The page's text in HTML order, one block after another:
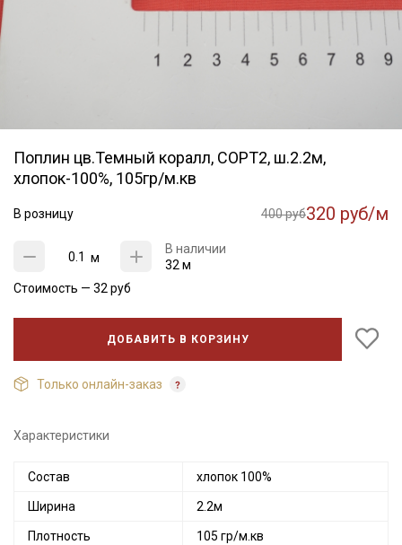
Поплин цв.Темный коралл, СОРТ2, ш.2.2м,
хлопок-100%, 105гр/м.кв
В розницу 400 руб320 руб/м
м
В наличии
32 м
Стоимость — 32руб
ДОБАВИТЬ В КОРЗИНУ
Только онлайн-заказ
Характеристики
Состав хлопок 100%
Ширина 2.2м
Плотность 105 гр/м.кв